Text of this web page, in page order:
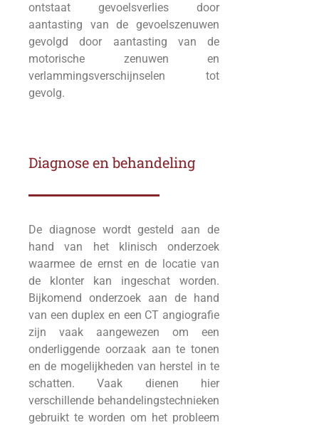
ontstaat gevoelsverlies door
aantasting van de gevoelszenuwen
gevolgd door aantasting van de
motorische zenuwen en
verlammingsverschijnselen tot
gevolg.
Diagnose en behandeling
De diagnose wordt gesteld aan de
hand van het klinisch onderzoek
waarmee de ernst en de locatie van
de klonter kan ingeschat worden.
Bijkomend onderzoek aan de hand
van een duplex en een CT angiografie
zijn vaak aangewezen om een
onderliggende oorzaak aan te tonen
en de mogelijkheden van herstel in te
schatten. Vaak dienen hier
verschillende behandelingstechnieken
gebruikt te worden om het probleem